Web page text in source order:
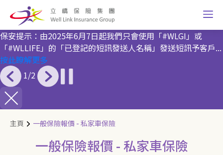
保安提示：由2025年6月7日起我們只會使用「#WLGI」或
「#WLLIFE」的「已登記的短訊發送人名稱」發送短訊予客戶...
按此瞭解更多
1/2
主頁 一般保險報價 - 私家車保險
一般保險報價 - 私家車保險